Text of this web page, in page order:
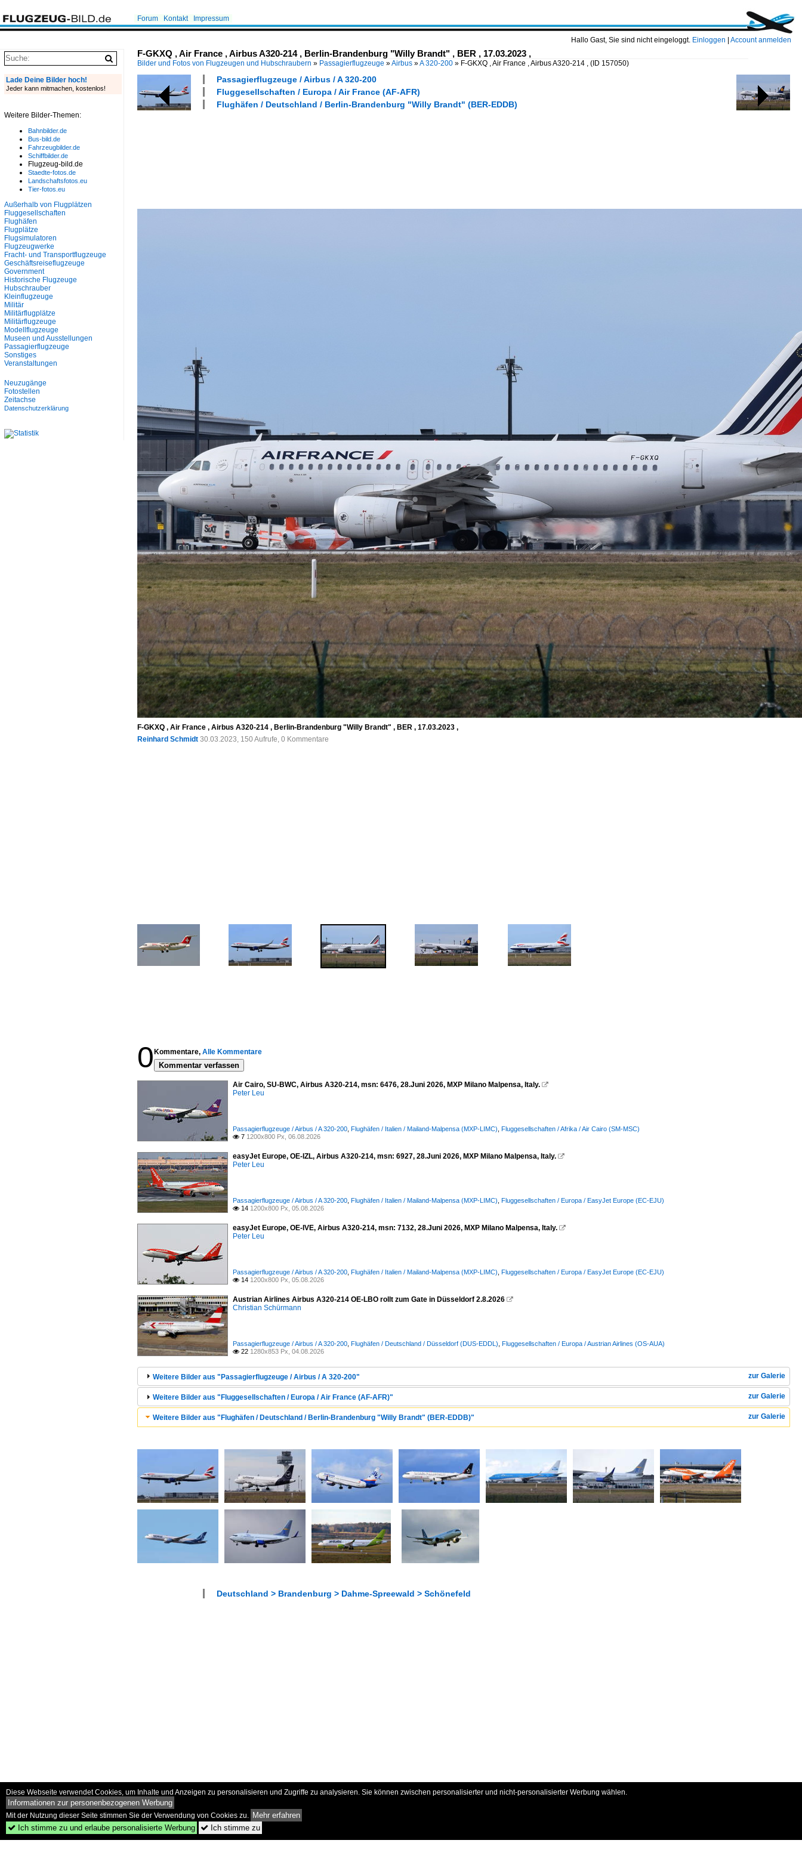
Hallo Gast, Sie sind nicht eingeloggt. Einloggen Account anmelden
Forum Kontakt Impressum
F-GKXQ , Air France , Airbus A320-214 , Berlin-Brandenburg "Willy Brandt" , BER , 17.03.2023 ,
Bilder und Fotos von Flugzeugen und Hubschraubern » Passagierflugzeuge »Airbus »A 320-200 » F-GKXQ , Air France , Airbus A320-214 , (ID 157050)
Passagierflugzeuge / Airbus / A 320-200
Fluggesellschaften / Europa / Air France (AF-AFR)
Flughäfen / Deutschland / Berlin-Brandenburg "Willy Brandt" (BER-EDDB)
F-GKXQ , Air France , Airbus A320-214 , Berlin-Brandenburg "Willy Brandt" , BER , 17.03.2023 ,
Reinhard Schmidt 30.03.2023, 150 Aufrufe, 0 Kommentare
0 Kommentare, Alle Kommentare
Kommentar verfassen
Air Cairo, SU-BWC, Airbus A320-214, msn: 6476, 28.Juni 2026, MXP Milano Malpensa, Italy. 
Peter Leu
Passagierflugzeuge / Airbus / A 320-200 Flughäfen / Italien / Mailand-Malpensa (MXP-LIMC) Fluggesellschaften / Afrika / Air Cairo (SM-MSC)
 7 1200x800 Px, 06.08.2026
easyJet Europe, OE-IZL, Airbus A320-214, msn: 6927, 28.Juni 2026, MXP Milano Malpensa, Italy. 
Peter Leu
Passagierflugzeuge / Airbus / A 320-200 Flughäfen / Italien / Mailand-Malpensa (MXP-LIMC) Fluggesellschaften / Europa / EasyJet Europe (EC-EJU)
 14 1200x800 Px, 05.08.2026
easyJet Europe, OE-IVE, Airbus A320-214, msn: 7132, 28.Juni 2026, MXP Milano Malpensa, Italy. 
Peter Leu
Passagierflugzeuge / Airbus / A 320-200 Flughäfen / Italien / Mailand-Malpensa (MXP-LIMC) Fluggesellschaften / Europa / EasyJet Europe (EC-EJU)
 14 1200x800 Px, 05.08.2026
Austrian Airlines Airbus A320-214 OE-LBO rollt zum Gate in Düsseldorf 2.8.2026 
Christian Schürmann
Passagierflugzeuge / Airbus / A 320-200 Flughäfen / Deutschland / Düsseldorf (DUS-EDDL) Fluggesellschaften / Europa / Austrian Airlines (OS-AUA)
 22 1280x853 Px, 04.08.2026
zur Galerie
Weitere Bilder aus "Passagierflugzeuge / Airbus / A 320-200"
zur Galerie
Weitere Bilder aus "Fluggesellschaften / Europa / Air France (AF-AFR)"
zur Galerie
Weitere Bilder aus "Flughäfen / Deutschland / Berlin-Brandenburg "Willy Brandt" (BER-EDDB)"
Deutschland > Brandenburg > Dahme-Spreewald > Schönefeld
Lade Deine Bilder hoch!
Jeder kann mitmachen, kostenlos!
Weitere Bilder-Themen:
Bahnbilder.de
Bus-bild.de
Fahrzeugbilder.de
Schiffbilder.de
Flugzeug-bild.de
Staedte-fotos.de
Landschaftsfotos.eu
Tier-fotos.eu
Außerhalb von Flugplätzen
Fluggesellschaften
Flughäfen
Flugplätze
Flugsimulatoren
Flugzeugwerke
Fracht- und Transportflugzeuge
Geschäftsreiseflugzeuge
Government
Historische Flugzeuge
Hubschrauber
Kleinflugzeuge
Militär
Militärflugplätze
Militärflugzeuge
Modellflugzeuge
Museen und Ausstellungen
Passagierflugzeuge
Sonstiges
Veranstaltungen
Neuzugänge
Fotostellen
Zeitachse
Datenschutzerklärung
Diese Webseite verwendet Cookies, um Inhalte und Anzeigen zu personalisieren und Zugriffe zu analysieren. Sie können zwischen personalisierter und nicht-personalisierter Werbung wählen.
Informationen zur personenbezogenen Werbung
Mit der Nutzung dieser Seite stimmen Sie der Verwendung von Cookies zu. Mehr erfahren
 Ich stimme zu und erlaube personalisierte Werbung  Ich stimme zu